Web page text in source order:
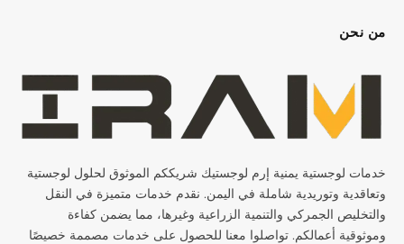
من نحن
خدمات لوجستية يمنية إرم لوجستيك شريككم الموثوق لحلول لوجستية
وتعاقدية وتوريدية شاملة في اليمن. نقدم خدمات متميزة في النقل
والتخليص الجمركي والتنمية الزراعية وغيرها، مما يضمن كفاءة
وموثوقية أعمالكم. تواصلوا معنا للحصول على خدمات مصممة خصيصًا